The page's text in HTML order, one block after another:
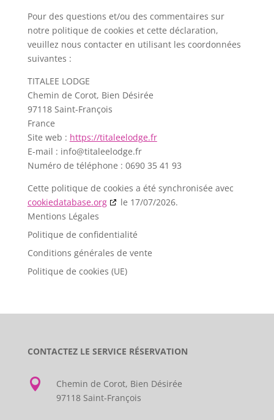
Pour des questions et/ou des commentaires sur
notre politique de cookies et cette déclaration,
veuillez nous contacter en utilisant les coordonnées
suivantes :
TITALEE LODGE
Chemin de Corot, Bien Désirée
97118 Saint-François
France
Site web : https://titaleelodge.fr
E-mail : info@titaleelodge.fr
Numéro de téléphone : 0690 35 41 93
Cette politique de cookies a été synchronisée avec
cookiedatabase.org
le 17/07/2026.
Mentions Légales
Politique de confidentialité
Conditions générales de vente
Politique de cookies (UE)
CONTACTEZ LE SERVICE RÉSERVATION

Chemin de Corot, Bien Désirée
97118 Saint-François